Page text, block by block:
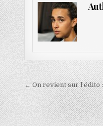
Navigation
de
l’article
← On revient sur l’édito